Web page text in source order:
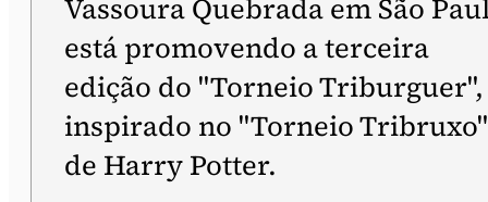
Vassoura Quebrada em São
está promovendo a terceira
edição do "Torneio Triburguer",
inspirado no "Torneio Tribruxo"
de Harry Potter.